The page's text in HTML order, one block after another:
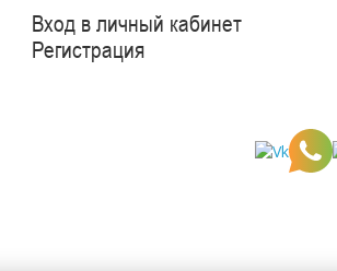
Вход в личный кабинет
Регистрация